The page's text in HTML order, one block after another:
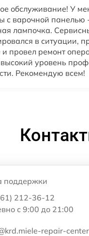
обслуживание! У
с варочной панелью
лампочка.
в ситуации,
провел ремонт
уровень
Рекомендую всем!
поддержки
212-36-12
с 9:00 до 21:00
repair-